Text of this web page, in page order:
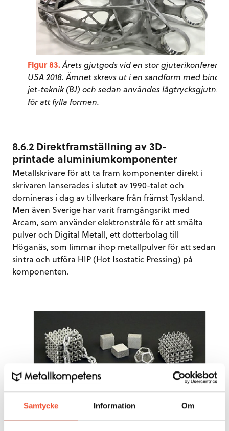
Samtycke Information Om
Figur 83.Årets gjutgods vid en stor gjuterikonferens i
USA 2018. Ämnet skrevs ut i en sandform med binder
jet-teknik (BJ) och sedan användes lågtrycksgjutning
för att fylla formen.
8.6.2 Direktframställning av 3D-
printade aluminiumkomponenter
Metallskrivare för att ta fram komponenter direkt i
skrivaren lanserades i slutet av 1990-talet och
domineras i dag av tillverkare från främst Tyskland.
Men även Sverige har varit framgångsrikt med
Arcam, som använder elektronstråle för att smälta
pulver och Digital Metall, ett dotterbolag till
Höganäs, som limmar ihop metallpulver för att sedan
sintra och utföra HIP (Hot Isostatic Pressing) på
komponenten.
Figur 84.3D-printade småkomponenter.